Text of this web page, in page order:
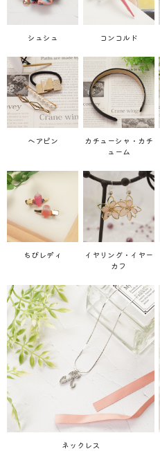
シュシュ コンコルド
ヘアピン
カチューシャ・カチ
ューム
ちびレディ
イヤリング・イヤー
カフ
ネックレス